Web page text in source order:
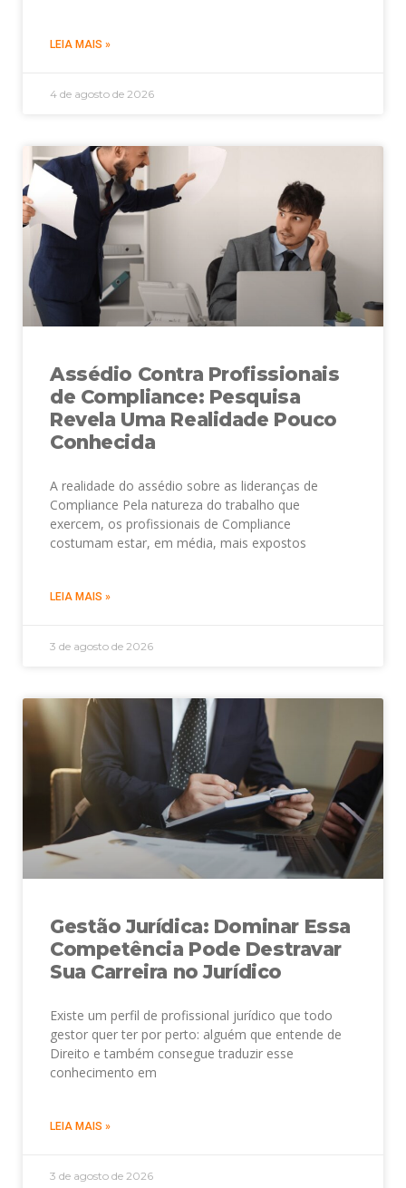
LEIA MAIS »
4 de agosto de 2026
Assédio Contra Profissionais
de Compliance: Pesquisa
Revela Uma Realidade Pouco
Conhecida
A realidade do assédio sobre as lideranças de
Compliance Pela natureza do trabalho que
exercem, os profissionais de Compliance
costumam estar, em média, mais expostos
LEIA MAIS »
3 de agosto de 2026
Gestão Jurídica: Dominar Essa
Competência Pode Destravar
Sua Carreira no Jurídico
Existe um perfil de profissional jurídico que todo
gestor quer ter por perto: alguém que entende de
Direito e também consegue traduzir esse
conhecimento em
LEIA MAIS »
3 de agosto de 2026